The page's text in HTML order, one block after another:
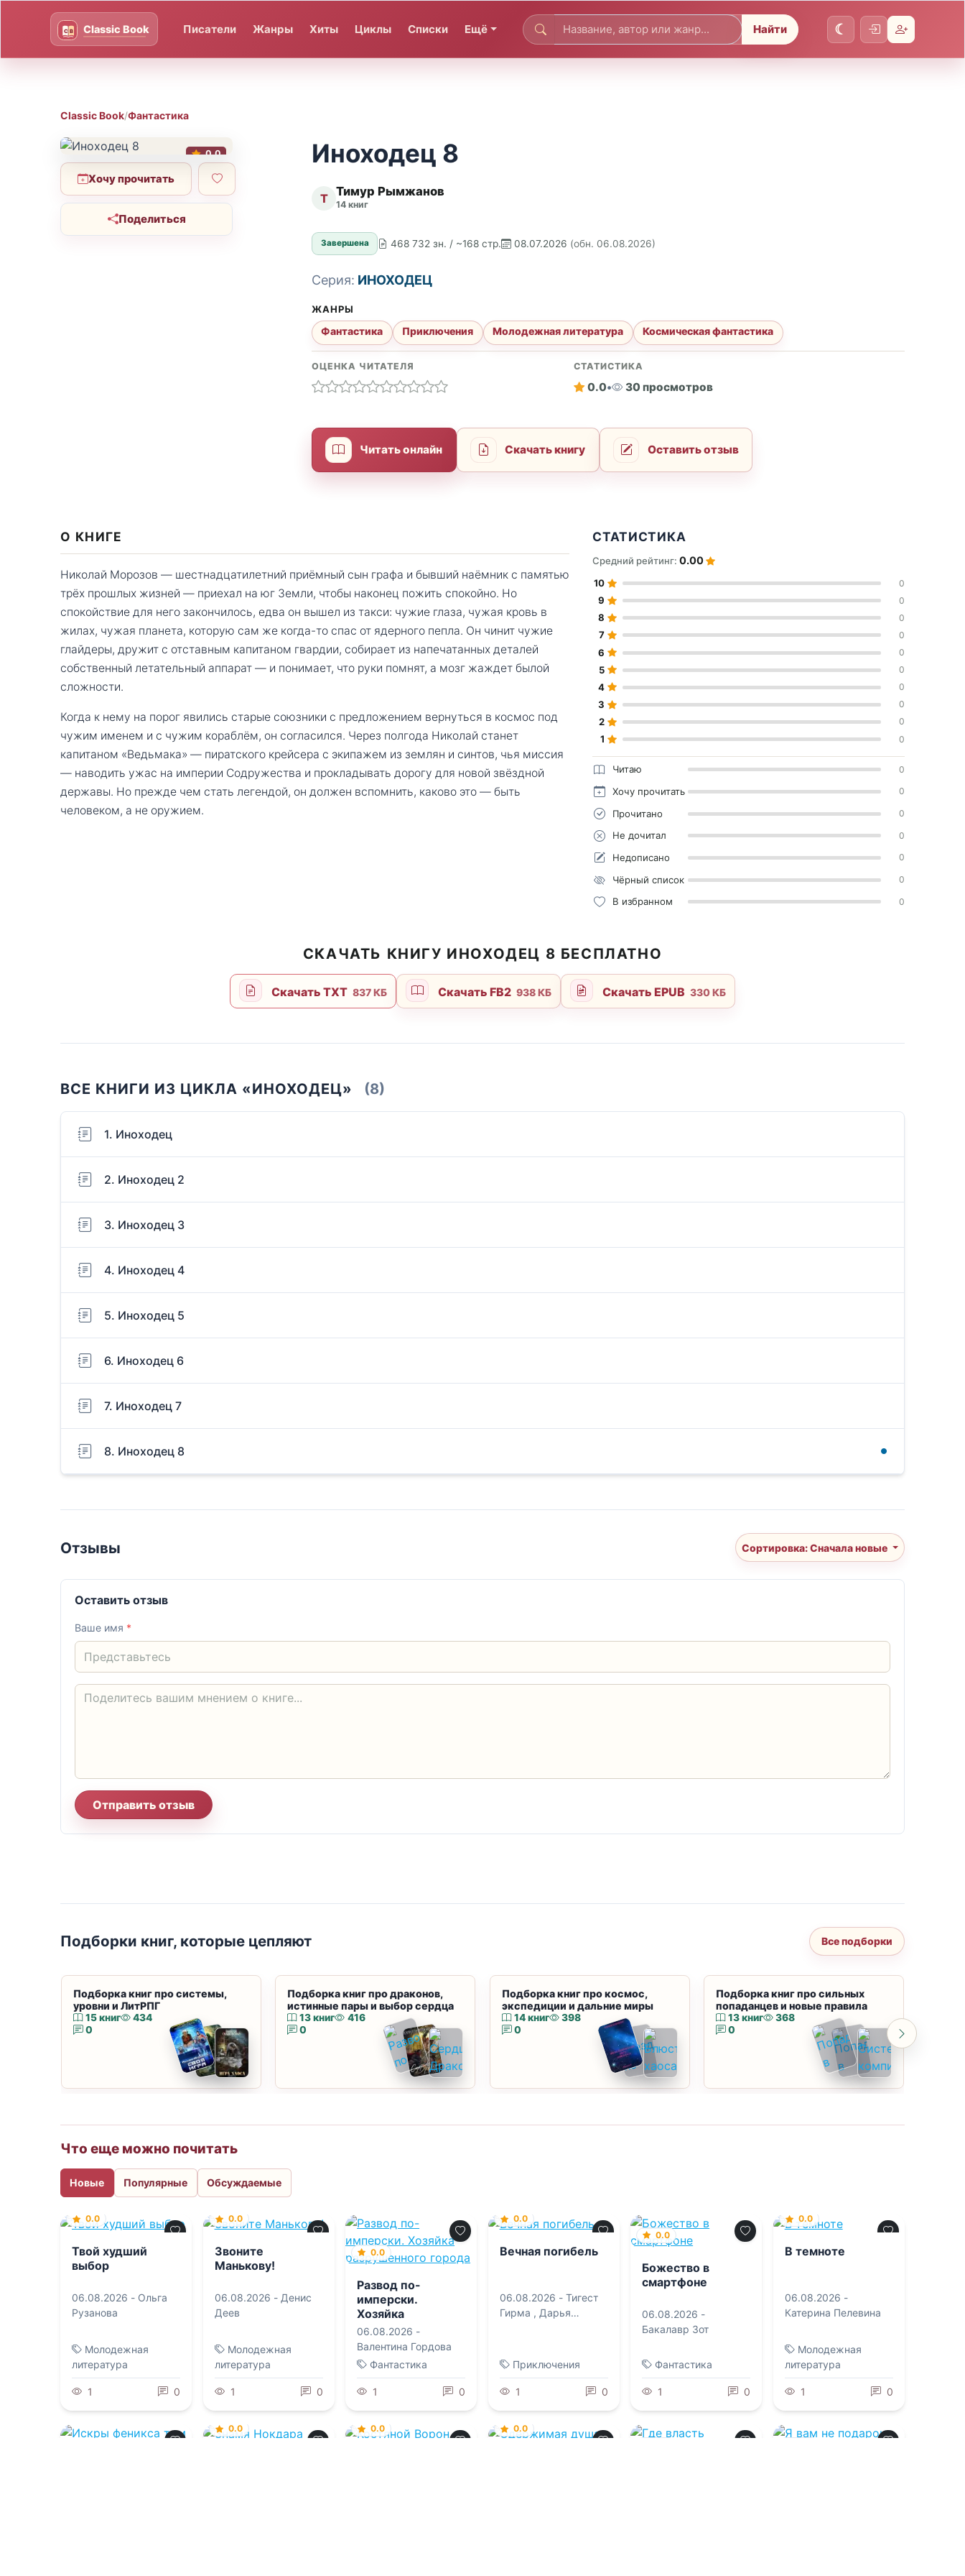
Писатели Жанры Хиты Циклы Списки Ещё Найти
Classic Book/Фантастика
0.0
Хочу прочитать
Поделиться
Иноходец 8
Т Тимур Рымжанов
14 книг
Завершена 468 732 зн. / ~168 стр. 08.07.2026 (обн. 06.08.2026)
Серия: ИНОХОДЕЦ
ЖАНРЫ
Фантастика Приключения Молодежная литература Космическая фантастика
ОЦЕНКА ЧИТАТЕЛЯ СТАТИСТИКА
0.0• 30 просмотров
Читать онлайн Скачать книгу Оставить отзыв
О КНИГЕ
Николай Морозов — шестнадцатилетний приёмный сын графа и бывший наёмник с памятью
трёх прошлых жизней — приехал на юг Земли, чтобы наконец пожить спокойно. Но
спокойствие для него закончилось, едва он вышел из такси: чужие глаза, чужая кровь в
жилах, чужая планета, которую сам же когда-то спас от ядерного пепла. Он чинит чужие
глайдеры, дружит с отставным капитаном гвардии, собирает из напечатанных деталей
собственный летательный аппарат — и понимает, что руки помнят, а мозг жаждет былой
сложности.
Когда к нему на порог явились старые союзники с предложением вернуться в космос под
чужим именем и с чужим кораблём, он согласился. Через полгода Николай станет
капитаном «Ведьмака» — пиратского крейсера с экипажем из землян и синтов, чья миссия
— наводить ужас на империи Содружества и прокладывать дорогу для новой звёздной
державы. Но прежде чем стать легендой, он должен вспомнить, каково это — быть
человеком, а не оружием.
СТАТИСТИКА
Средний рейтинг:0.00
10 0
9 0
8 0
7 0
6 0
5 0
4 0
3 0
2 0
1 0
Читаю 0
Хочу прочитать 0
Прочитано 0
Не дочитал 0
Недописано 0
Чёрный список 0
В избранном 0
СКАЧАТЬ КНИГУ ИНОХОДЕЦ 8 БЕСПЛАТНО
Скачать TXT 837 КБ Скачать FB2 938 КБ Скачать EPUB 330 КБ
ВСЕ КНИГИ ИЗ ЦИКЛА «ИНОХОДЕЦ» (8)
1. Иноходец
2. Иноходец 2
3. Иноходец 3
4. Иноходец 4
5. Иноходец 5
6. Иноходец 6
7. Иноходец 7
8. Иноходец 8
Отзывы Сортировка: Сначала новые
Оставить отзыв
Ваше имя *
Отправить отзыв
Подборки книг, которые цепляют Все подборки
Подборка книг про системы,
уровни и ЛитРПГ
15 книг
434
0
Подборка книг про драконов,
истинные пары и выбор сердца
13 книг
416
0
Подборка книг про космос,
экспедиции и дальние миры
14 книг
398
0
Подборка книг про сильных
попаданцев и новые правила
13 книг
368
0
Что еще можно почитать
Новые Популярные Обсуждаемые
0.0
Твой худший
выбор
06.08.2026 - Ольга
Рузанова
Молодежная
литература
1 0
0.0
Звоните
Манькову!
06.08.2026 - Денис
Деев
Молодежная
литература
1 0
0.0
Развод по-
имперски.
Хозяйка
разрушенного
города
06.08.2026 -
Валентина Гордова
Фантастика
1 0
0.0
Вечная погибель
06.08.2026 - Тигест
Гирма , Дарья
Приключения
1 0
0.0
Божество в
смартфоне
06.08.2026 -
Бакалавр Зот
Фантастика
1 0
0.0
В темноте
06.08.2026 -
Катерина Пелевина
Молодежная
литература
1 0
0.0 0.0 0.0